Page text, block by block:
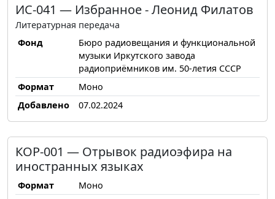
ИС-041 — Избранное - Леонид Филатов
Литературная передача
Фонд
Бюро радиовещания и функциональной
музыки Иркутского завода
радиоприёмников им. 50-летия СССР
Формат
Моно
Добавлено
07.02.2024
КОР-001 — Отрывок радиоэфира на
иностранных языках
Формат
Моно